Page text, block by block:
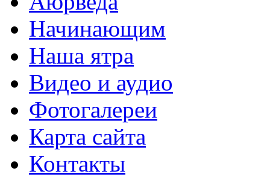
Начинающим
Наша ятра
Видео и аудио
Фотогалереи
Карта сайта
Контакты